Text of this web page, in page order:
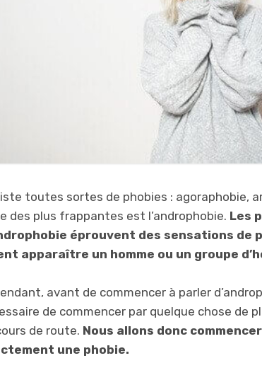
toutes sortes de phobies : agoraphobie,
des plus frappantes est l’androphobie. Les
éprouvent des sensations de
apparaître un homme ou un groupe
avant de commencer à parler
de commencer par quelque chose de
de route. Nous allons donc
une phobie.